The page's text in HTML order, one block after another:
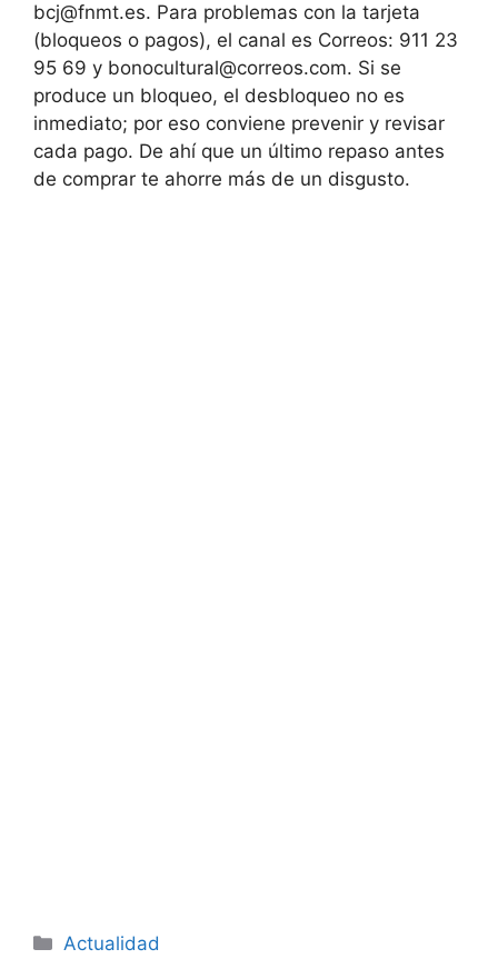
bcj@fnmt.es. Para problemas con la tarjeta
(bloqueos o pagos), el canal es Correos: 911 23
95 69 y bonocultural@correos.com. Si se
produce un bloqueo, el desbloqueo no es
inmediato; por eso conviene prevenir y revisar
cada pago. De ahí que un último repaso antes
de comprar te ahorre más de un disgusto.
Categorías
Actualidad